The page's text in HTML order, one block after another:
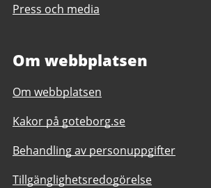
Press och media
Om webbplatsen
Om webbplatsen
Kakor på goteborg.se
Behandling av personuppgifter
Tillgänglighetsredogörelse